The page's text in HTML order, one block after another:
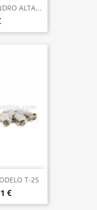
ALTA...
T-25
€